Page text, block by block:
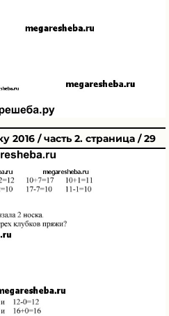
/ часть 2. страница / 29